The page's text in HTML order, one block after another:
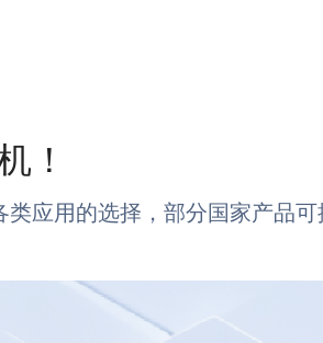
！
应用的选择，部分国家产品可